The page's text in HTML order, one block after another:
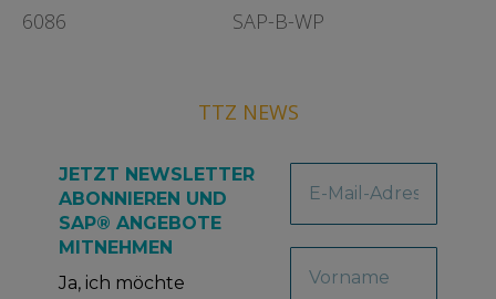
6086 SAP-B-WP
TTZ NEWS
JETZT NEWSLETTER
ABONNIEREN UND
SAP® ANGEBOTE
MITNEHMEN
Ja, ich möchte